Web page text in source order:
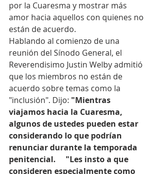
por la Cuaresma y mostrar más
amor hacia aquellos con quienes no
están de acuerdo.
Hablando al comienzo de una
reunión del Sínodo General, el
Reverendisimo Justin Welby admitió
que los miembros no están de
acuerdo sobre temas como la
"inclusión". Dijo: "Mientras
viajamos hacia la Cuaresma,
algunos de ustedes pueden estar
considerando lo que podrían
renunciar durante la temporada
penitencial.     "Les insto a que
consideren especialmente como